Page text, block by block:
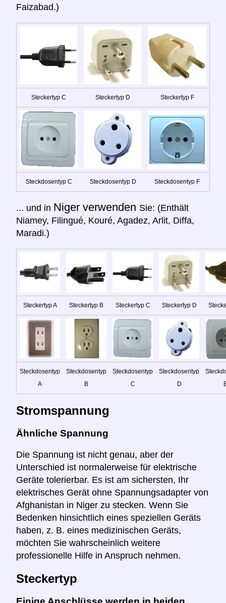
Faizabad.)
Steckertyp C Steckertyp D Steckertyp F
Steckdosentyp C Steckdosentyp D Steckdosentyp F
... und in Niger verwenden Sie: (Enthält
Niamey, Filingué, Kouré, Agadez, Arlit, Diffa,
Maradi.)
Steckertyp A Steckertyp B Steckertyp C Steckertyp D
Steckdosentyp
A
Steckdosentyp
B
Steckdosentyp
C
Steckdosentyp
D
Stromspannung
Ähnliche Spannung
Die Spannung ist nicht genau, aber der
Unterschied ist normalerweise für elektrische
Geräte tolerierbar. Es ist am sichersten, Ihr
elektrisches Gerät ohne Spannungsadapter von
Afghanistan in Niger zu stecken. Wenn Sie
Bedenken hinsichtlich eines speziellen Geräts
haben, z. B. eines medizinischen Geräts,
möchten Sie wahrscheinlich weitere
professionelle Hilfe in Anspruch nehmen.
Steckertyp